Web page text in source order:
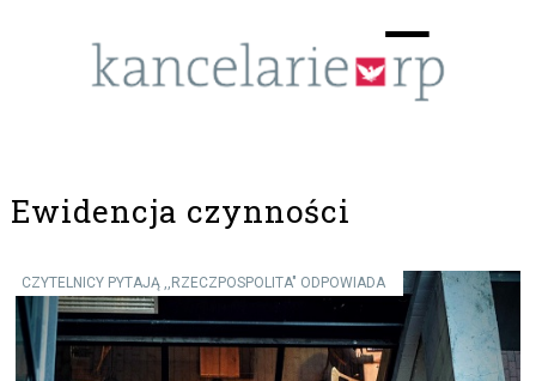
☰
Ewidencja czynności
CZYTELNICY PYTAJĄ ,,RZECZPOSPOLITA" ODPOWIADA